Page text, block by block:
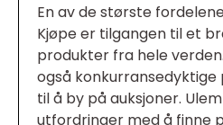
En av de største
Kjøpe er tilgangen til et
produkter fra hele
også
til å by på auksjoner.
utfordringer med å finne